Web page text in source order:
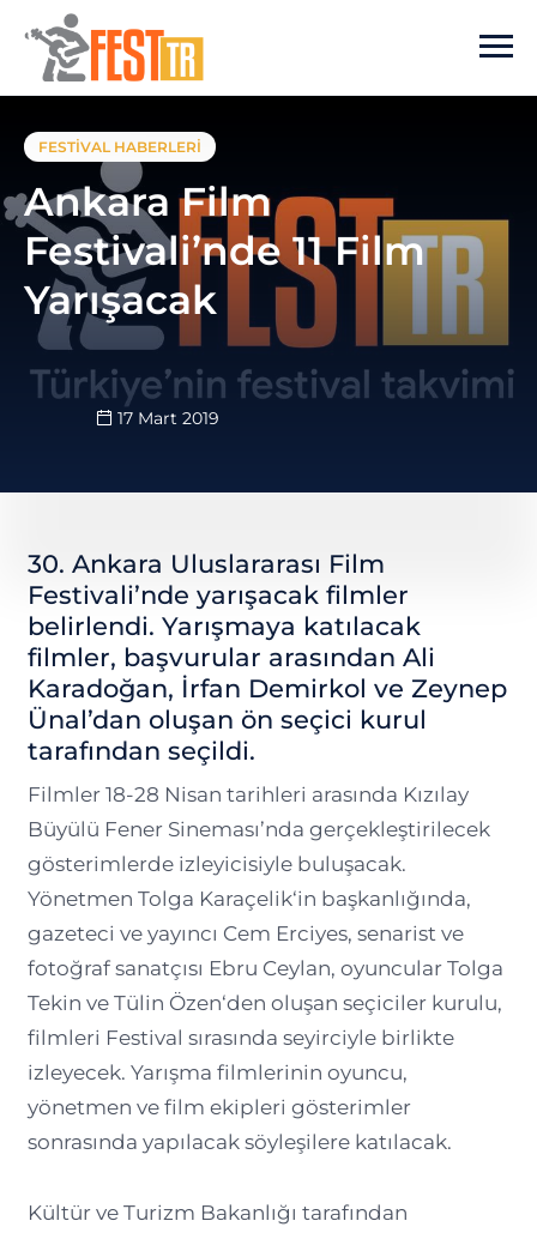
Ana içeriğe atla
FESTIVAL HABERLERI
Ankara Film
Festivali’nde 11 Film
Yarışacak
17 Mart 2019
30. Ankara Uluslararası Film
Festivali’nde yarışacak filmler
belirlendi. Yarışmaya katılacak
filmler, başvurular arasından Ali
Karadoğan, İrfan Demirkol ve Zeynep
Ünal’dan oluşan ön seçici kurul
tarafından seçildi.
Filmler 18-28 Nisan tarihleri arasında Kızılay
Büyülü Fener Sineması’nda gerçekleştirilecek
gösterimlerde izleyicisiyle buluşacak.
Yönetmen Tolga Karaçelik‘in başkanlığında,
gazeteci ve yayıncı Cem Erciyes, senarist ve
fotoğraf sanatçısı Ebru Ceylan, oyuncular Tolga
Tekin ve Tülin Özen‘den oluşan seçiciler kurulu,
filmleri Festival sırasında seyirciyle birlikte
izleyecek. Yarışma filmlerinin oyuncu,
yönetmen ve film ekipleri gösterimler
sonrasında yapılacak söyleşilere katılacak.
Kültür ve Turizm Bakanlığı tarafından